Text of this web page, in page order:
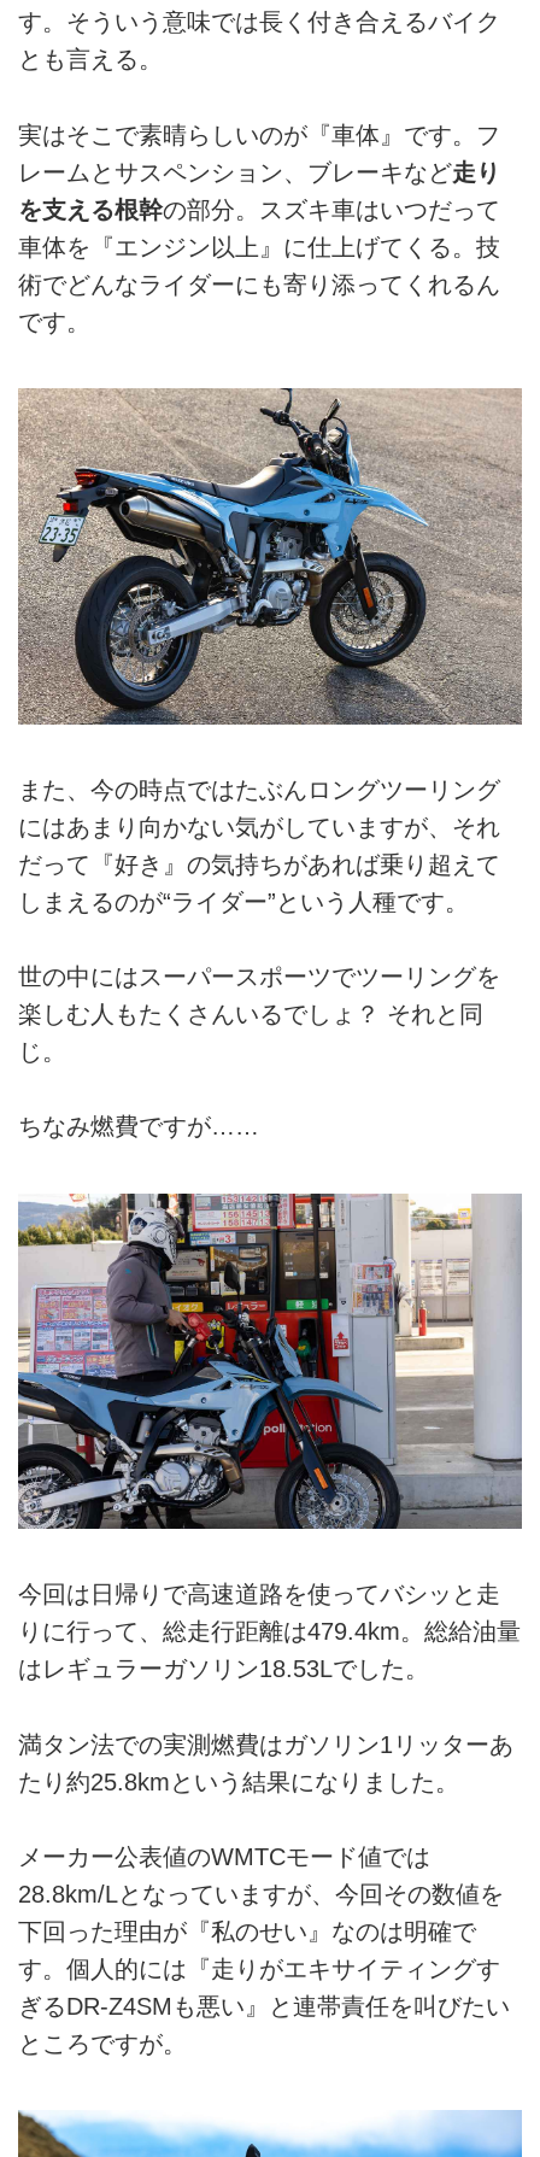
す。そういう意味では長く付き合えるバイク
とも言える。
実はそこで素晴らしいのが『車体』です。フ
レームとサスペンション、ブレーキなど走り
を支える根幹の部分。スズキ車はいつだって
車体を『エンジン以上』に仕上げてくる。技
術でどんなライダーにも寄り添ってくれるん
です。
また、今の時点ではたぶんロングツーリング
にはあまり向かない気がしていますが、それ
だって『好き』の気持ちがあれば乗り超えて
しまえるのが“ライダー”という人種です。
世の中にはスーパースポーツでツーリングを
楽しむ人もたくさんいるでしょ？ それと同
じ。
ちなみ燃費ですが……
今回は日帰りで高速道路を使ってバシッと走
りに行って、総走行距離は479.4km。総給油量
はレギュラーガソリン18.53Lでした。
満タン法での実測燃費はガソリン1リッターあ
たり約25.8kmという結果になりました。
メーカー公表値のWMTCモード値では
28.8km/Lとなっていますが、今回その数値を
下回った理由が『私のせい』なのは明確で
す。個人的には『走りがエキサイティングす
ぎるDR-Z4SMも悪い』と連帯責任を叫びたい
ところですが。